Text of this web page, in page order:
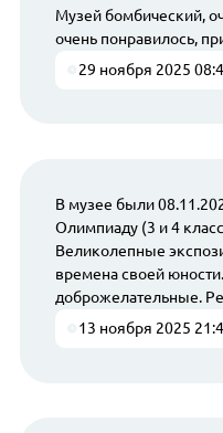
Музей бомбический,
очень понравилось,
29 ноября 2025
В музее были
Олимпиаду (3 и 4
Великолепные
времена своей
доброжелательные.
13 ноября 2025